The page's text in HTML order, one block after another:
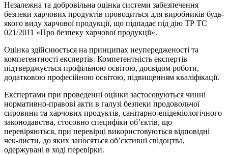
Незалежна та добровільна оцінка системи забезпечення
безпеки харчових продуктів проводиться для виробників будь-
якого виду харчової продукції, що підпадає під дію ТР ТС
021/2011 «Про безпеку харчової продукції».
Оцінка здійснюється на принципах неупередженості та
компетентності експертів. Компетентність експертів
підтверджується профільною освітою, досвідом роботи,
додатковою професійною освітою, підвищенням кваліфікації.
Експертами при проведенні оцінки застосовуються чинні
нормативно-правові акти в галузі безпеки продовольчої
сировини та харчових продуктів, санітарно-епідеміологічного
законодавства, стосовно специфіки об’єктів, що
перевіряються, при перевірці використовуються відповідні
чек-листи, до яких заносяться об’єктивні свідоцтва,
одержувані в ході перевірки.